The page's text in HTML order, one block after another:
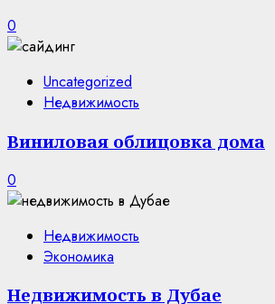
0
Uncategorized
Недвижимость
Виниловая облицовка дома
0
Недвижимость
Экономика
Недвижимость в Дубае